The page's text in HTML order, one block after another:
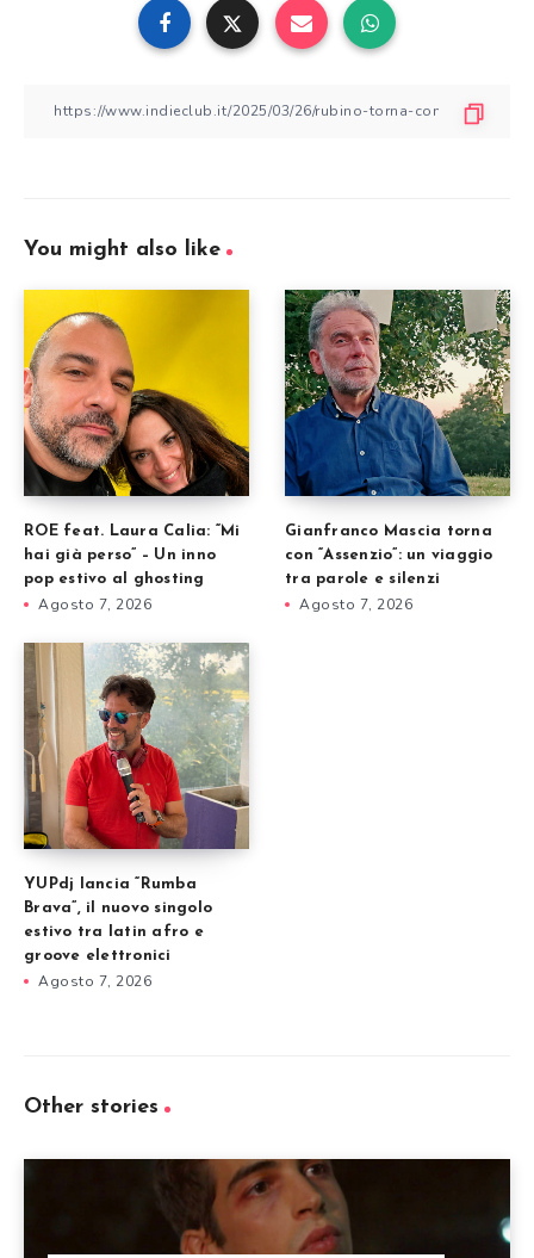
You might also like
ROE feat. Laura Calia: “Mi
hai già perso” – Un inno
pop estivo al ghosting
Agosto 7, 2026
Gianfranco Mascia torna
con “Assenzio”: un viaggio
tra parole e silenzi
Agosto 7, 2026
YUPdj lancia “Rumba
Brava”, il nuovo singolo
estivo tra latin afro e
groove elettronici
Agosto 7, 2026
Other stories